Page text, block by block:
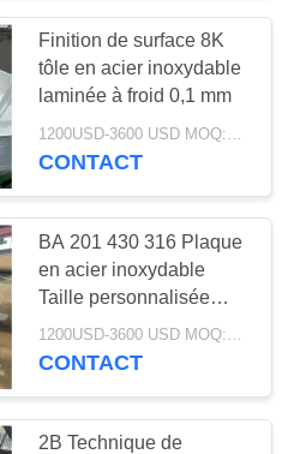
Finition de surface 8K
tôle en acier inoxydable
laminée à froid 0,1 mm
1200USD-3600 USD MOQ:500 kilos
CONTACT
BA 201 430 316 Plaque
en acier inoxydable
Taille personnalisée
Largeur 50-2000 mm
1200USD-3600 USD MOQ:500 kg
CONTACT
2B Technique de